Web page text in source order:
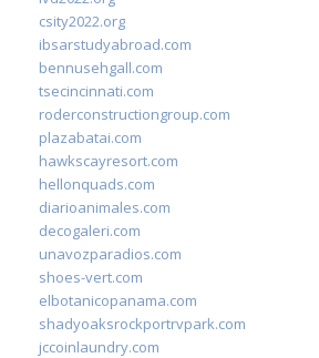
csity2022.org
ibsarstudyabroad.com
bennusehgall.com
tsecincinnati.com
roderconstructiongroup.com
plazabatai.com
hawkscayresort.com
hellonquads.com
diarioanimales.com
decogaleri.com
unavozparadios.com
shoes-vert.com
elbotanicopanama.com
shadyoaksrockportrvpark.com
jccoinlaundry.com